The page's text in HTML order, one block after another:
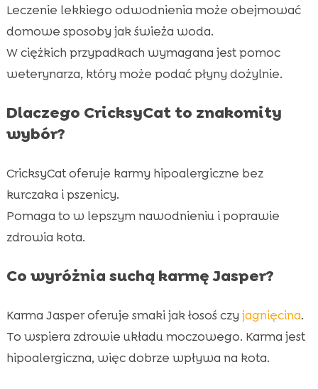
Leczenie lekkiego odwodnienia może obejmować
domowe sposoby jak świeża woda.
W ciężkich przypadkach wymagana jest pomoc
weterynarza, który może podać płyny dożylnie.
Dlaczego CricksyCat to znakomity
wybór?
CricksyCat oferuje karmy hipoalergiczne bez
kurczaka i pszenicy.
Pomaga to w lepszym nawodnieniu i poprawie
zdrowia kota.
Co wyróżnia suchą karmę Jasper?
Karma Jasper oferuje smaki jak łosoś czy jagnięcina.
To wspiera zdrowie układu moczowego. Karma jest
hipoalergiczna, więc dobrze wpływa na kota.